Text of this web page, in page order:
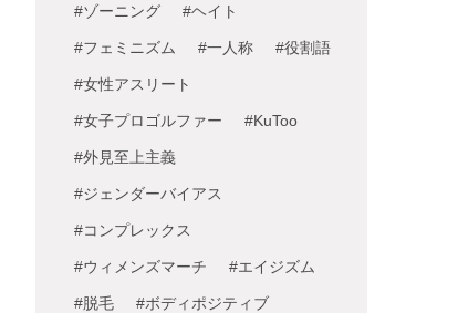
#ゾーニング #ヘイト
#フェミニズム #一人称 #役割語
#女性アスリート
#女子プロゴルファー #KuToo
#外見至上主義
#ジェンダーバイアス
#コンプレックス
#ウィメンズマーチ #エイジズム
#脱毛 #ボディポジティブ